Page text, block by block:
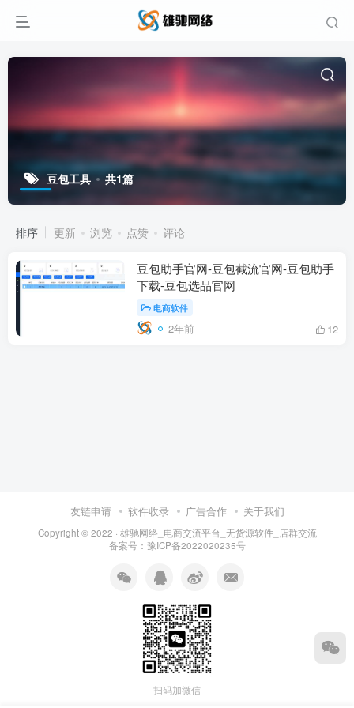
豆包工具 共1篇
排序 更新 浏览 点赞 评论
豆包助手官网-豆包截流官网-豆包助手
下载-豆包选品官网
电商软件
2年前 12
友链申请 软件收录 广告合作 关于我们
Copyright © 2022 · 雄驰网络_电商交流平台_无货源软件_店群交流
备案号： 豫ICP备2022020235号
扫码加微信